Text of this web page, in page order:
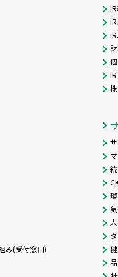
み(受付窓口)